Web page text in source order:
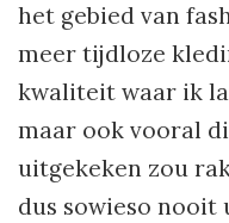
het gebied van
meer tijdloze
kwaliteit waar ik
maar ook vooral
uitgekeken zou
dus sowieso nooit